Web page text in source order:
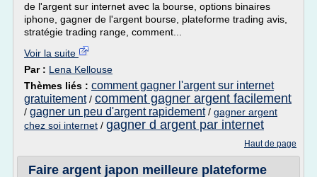
de l'argent sur internet avec la bourse, options binaires
iphone, gagner de l'argent bourse, plateforme trading avis,
stratégie trading range, comment...
Voir la suite
Par : Lena Kellouse
Thèmes liés : comment gagner l'argent sur internet
gratuitement/ comment gagner argent facilement
/ gagner un peu d'argent rapidement/ gagner argent
chez soi internet / gagner d argent par internet
Haut de page
Faire argent japon meilleure plateforme